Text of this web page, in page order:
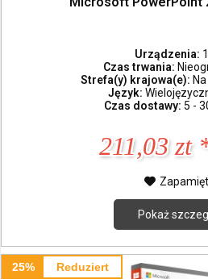
Urządzenia:
Czas trwania:
Strefa(y) krajowa(e):
Język:
Czas dostawy: 5 -
211,03 zt
Pokaż
25% Reduziert